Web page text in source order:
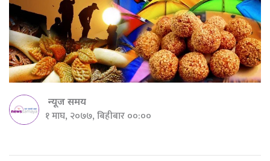
न्यूज समय
१ माघ, २०७७, बिहीबार ००:००